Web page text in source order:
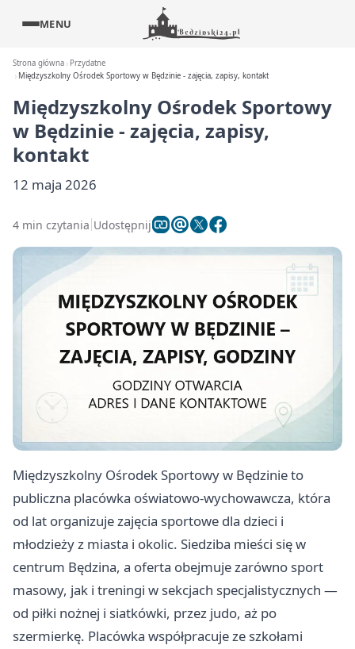
MENU
Strona główna
Przydatne
Międzyszkolny Ośrodek Sportowy w Będzinie - zajęcia, zapisy, kontakt
Międzyszkolny Ośrodek Sportowy
w Będzinie - zajęcia, zapisy,
kontakt
12 maja 2026
4 min czytania Udostępnij
Międzyszkolny Ośrodek Sportowy w Będzinie to
publiczna placówka oświatowo-wychowawcza, która
od lat organizuje zajęcia sportowe dla dzieci i
młodzieży z miasta i okolic. Siedziba mieści się w
centrum Będzina, a oferta obejmuje zarówno sport
masowy, jak i treningi w sekcjach specjalistycznych —
od piłki nożnej i siatkówki, przez judo, aż po
szermierkę. Placówka współpracuje ze szkołami